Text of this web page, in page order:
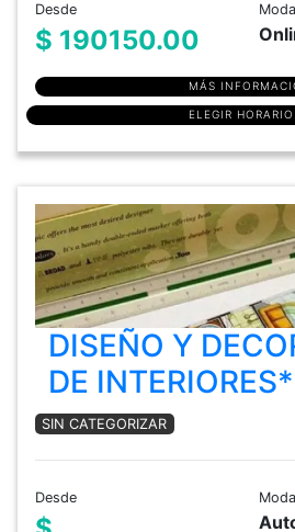
Desde
$ 190150.00
MÁS
ELEGIR HORARIO
DISEÑO Y
DE INTERIORES*
SIN CATEGORIZAR
Desde